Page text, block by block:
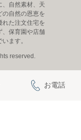
、自然素材、天
の自然の恩恵を
れた注文住宅を
、保育園や店舗
ます。
reserved.
お電話